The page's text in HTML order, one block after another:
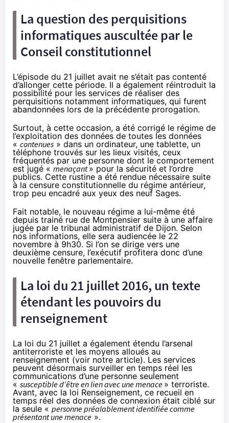
La question des perquisitions
informatiques auscultée par le
Conseil constitutionnel
L’épisode du 21 juillet avait ne s’était pas contenté
d’allonger cette période. Il a également réintroduit la
possibilité pour les services de réaliser des
perquisitions notamment informatiques, qui furent
abandonnées lors de la précédente prorogation.
Surtout, à cette occasion, a été corrigé le régime de
l’exploitation des données de toutes les données
« contenues » dans un ordinateur, une tablette, un
téléphone trouvés sur les lieux visités, ceux
fréquentés par une personne dont le comportement
est jugé « menaçant» pour la sécurité et l’ordre
publics. Cette rustine a été rendue nécessaire suite
à la censure constitutionnelle du régime antérieur,
trop peu encadré aux yeux des neuf Sages.
Fait notable, le nouveau régime a lui-même été
depuis trainé rue de Montpensier suite à une affaire
jugée par le tribunal administratif de Dijon. Selon
nos informations, elle sera audiencée le 22
novembre à 9h30. Si l’on se dirige vers une
deuxième censure, l’exécutif profitera donc d’une
nouvelle fenêtre parlementaire.
La loi du 21 juillet 2016, un texte
étendant les pouvoirs du
renseignement
La loi du 21 juillet a également étendu l’arsenal
antiterroriste et les moyens alloués au
renseignement (voir notre article). Les services
peuvent désormais surveiller en temps réel les
communications d’une personne seulement
« susceptible d’être en lien avec une menace » terroriste.
Avant, avec la loi Renseignement, ce recueil en
temps réel des données de connexion était ciblé sur
la seule « personne préalablement identifiée comme
présentant une menace ».